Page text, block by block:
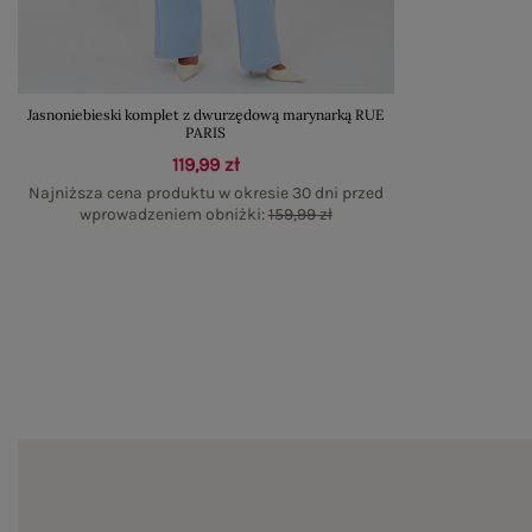
Jasnoniebieski komplet z dwurzędową marynarką RUE
PARIS
119,99 zł
Najniższa cena produktu w okresie 30 dni przed
wprowadzeniem obniżki:159,99 zł